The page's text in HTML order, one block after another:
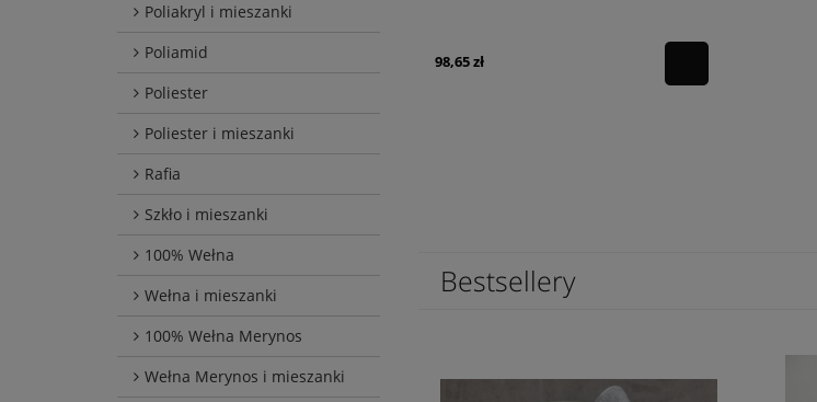
Poliakryl i mieszanki
Poliamid
Poliester
Poliester i mieszanki
Rafia
Szkło i mieszanki
100% Wełna
Wełna i mieszanki
100% Wełna Merynos
Wełna Merynos i mieszanki
98,65 zł
Bestsellery